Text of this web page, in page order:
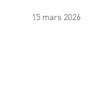
15 mars 2026